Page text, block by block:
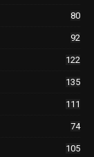
80
92
122
135
111
74
105